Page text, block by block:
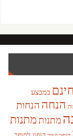
במבצע
הנחה הנחות
מתנותמתנות